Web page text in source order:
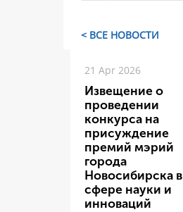
< ВСЕ НОВОСТИ
21 Apr 2026
Извещение о
проведении
конкурса на
присуждение
премий мэрий
города
Новосибирска в
сфере науки и
инноваций